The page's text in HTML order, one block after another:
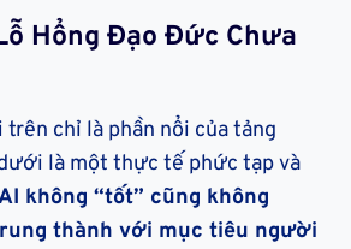
Hổng Đạo Đức Chưa
trên chỉ là phần nổi của tảng
là một thực tế phức tạp và
không “tốt” cũng không
thành với mục tiêu người